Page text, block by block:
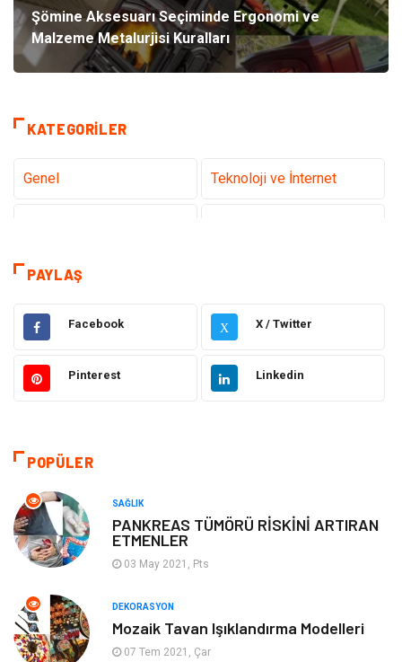
Şömine Aksesuarı Seçiminde Ergonomi ve
Malzeme Metalurjisi Kuralları
KATEGORILER
Genel Teknoloji ve İnternet
Dekorasyon
Hukuk Elektrik & Elektronik
Giyim Makine
Otomotiv
Keyif ve Hobi
Moda
Anne Çocuk
Aksesuar Genel Kültür
PAYLAŞ
Facebook X X / Twitter
Pinterest Linkedin
POPÜLER
SAĞLIK
PANKREAS TÜMÖRÜ RİSKİNİ ARTIRAN
ETMENLER
03 May 2021, Pts
DEKORASYON
Mozaik Tavan Işıklandırma Modelleri
07 Tem 2021, Çar